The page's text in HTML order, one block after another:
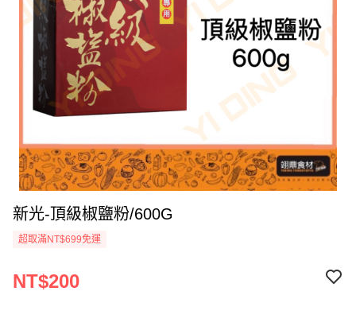
新光-頂級椒鹽粉/600G
超取滿NT$699免運
NT$200